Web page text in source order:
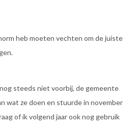
heb moeten vechten om de juiste
steeds niet voorbij, de gemeente
wat ze doen en stuurde in november
of ik volgend jaar ook nog gebruik